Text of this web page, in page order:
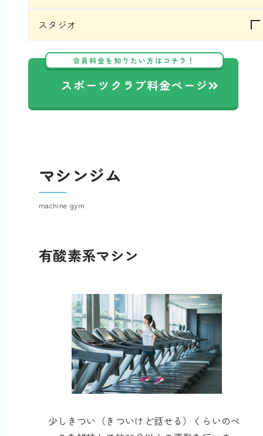
スタジオ
会員料金を知りたい方はコチラ！
スポーツクラブ料金ページ
マシンジム
machine gym
有酸素系マシン
少しきつい（きついけど話せる）くらいのペ